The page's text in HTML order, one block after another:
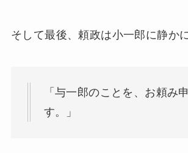
そして最後、頼政は小一郎に静か
「与一郎のことを、お頼み
す。」